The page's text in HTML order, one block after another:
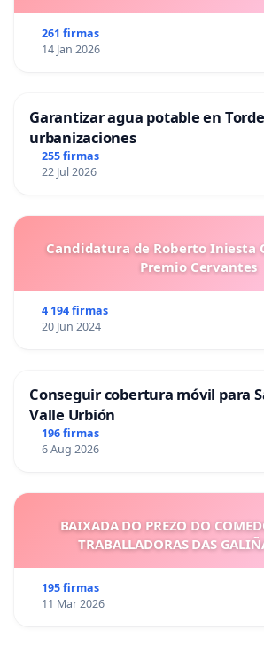
261 firmas
14 Jan 2026
Garantizar agua potable en
urbanizaciones
255 firmas
22 Jul 2026
Candidatura de Roberto Iniesta
Premio Cervantes
4 194 firmas
20 Jun 2024
Conseguir cobertura móvil para
Valle Urbión
196 firmas
6 Aug 2026
BAIXADA DO PREZO DO
TRABALLADORAS DAS
195 firmas
11 Mar 2026